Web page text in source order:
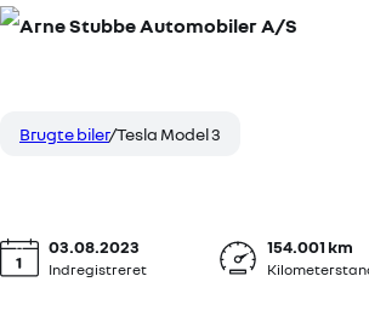
EL Long Range 283HK Aut.
Brugte biler Tesla Model 3
Indregistreret
03.08.2023 154.001 km